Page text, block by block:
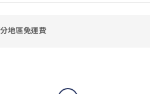
地區免運費